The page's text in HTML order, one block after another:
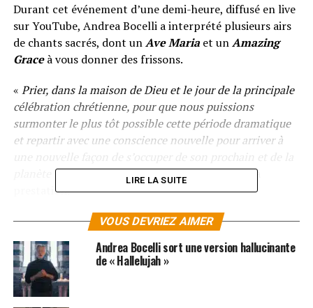
Durant cet événement d’une demi-heure, diffusé en live
sur YouTube, Andrea Bocelli a interprété plusieurs airs
de chants sacrés, dont unAve Mariaet unAmazing
Graceà vous donner des frissons.
« Prier, dans la maison de Dieu et le jour de la principale
célébration chrétienne, pour que nous puissions
surmonter le plus tôt possible cette période dramatique
et repartir avec une conscience nouvelle pour arriver à
», a confié le chanteur afin d’expliquer sa
prestation.
LES ALBUMS D’ANDREA BOCELLI SONT
DISPONIBLES SUR
SUJETS ASSOCIÉS:
LIRE LA SUITE
VOUS DEVRIEZ AIMER
Andrea Bocelli sort une version hallucinante
de « Hallelujah »